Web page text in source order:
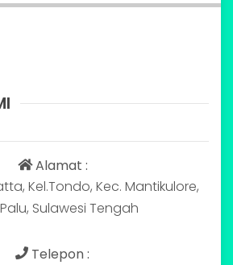
Alamat :
Kel.Tondo, Kec. Mantikulore,
Sulawesi Tengah
Telepon :